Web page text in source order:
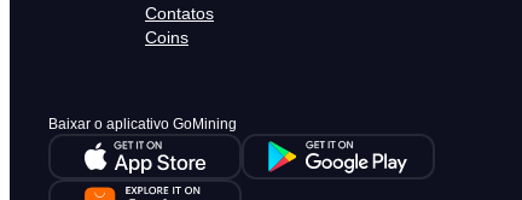
Contatos
Coins
Baixar o aplicativo GoMining